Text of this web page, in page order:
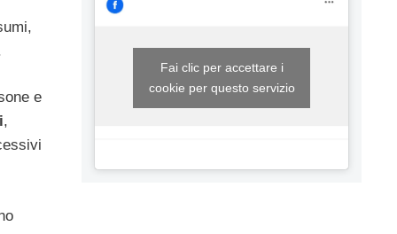
e
,
Fai clic per accettare i
cookie per questo servizio